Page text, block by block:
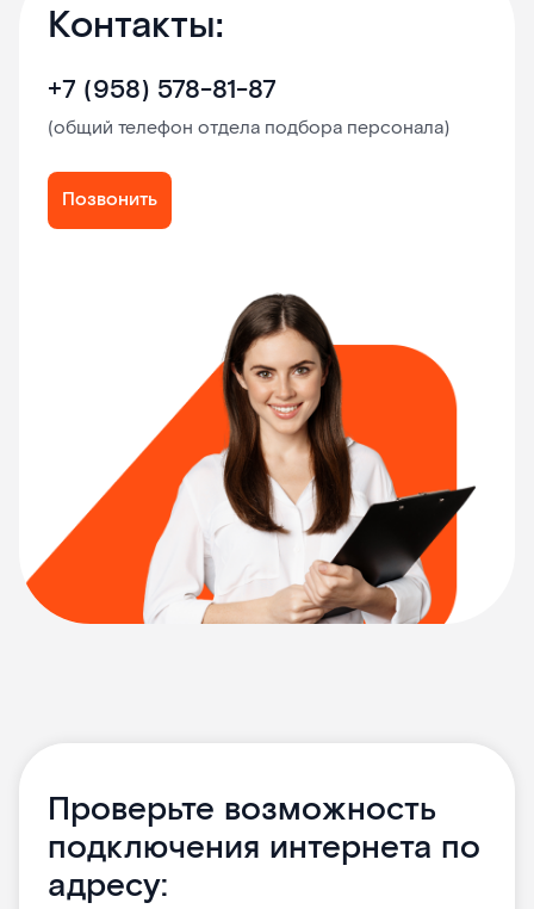
Контакты:
+7 (958) 578-81-87
(общий телефон отдела подбора персонала)
Позвонить
Проверьте возможность
подключения интернета по
адресу: